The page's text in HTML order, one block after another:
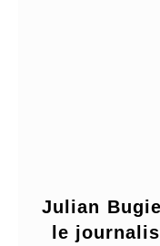
Julian
le